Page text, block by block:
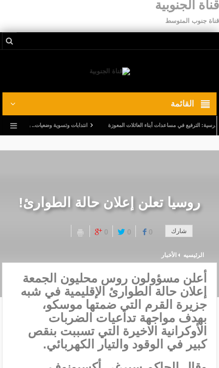
قناة الجنوبية
قناة جنوب المتوسط
القائمة
الترفيع في مساعدات أبناء العائلات المعوزة انتدابات وتسوية وضعيات.. وترفيع في أجور
روسيا تعلن إعلان حالة الطوارئ!
شارك 0
0
0
الرئيسيه الأخبار
أعلن مسؤولون روس محليون الجمعة
إعلان حالة الطوارئ الإقليمية في شبه
جزيرة القرم التي ضمتها موسكو،
بهدف مواجهة تداعيات الضربات
الأوكرانية الاخيرة التي تسببت بنقص
كبير في الوقود والتيار الكهربائي.